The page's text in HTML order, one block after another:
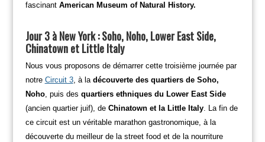
fascinant American Museum of Natural History.
Jour 3 à New York : Soho, Noho, Lower East Side,
Chinatown et Little Italy
Nous vous proposons de démarrer cette troisième journée par
notre Circuit 3, à la découverte des quartiers de Soho,
Noho, puis des quartiers ethniques du Lower East Side
(ancien quartier juif), de Chinatown et la Little Italy. La fin de
ce circuit est un véritable marathon gastronomique, à la
découverte du meilleur de la street food et de la nourriture